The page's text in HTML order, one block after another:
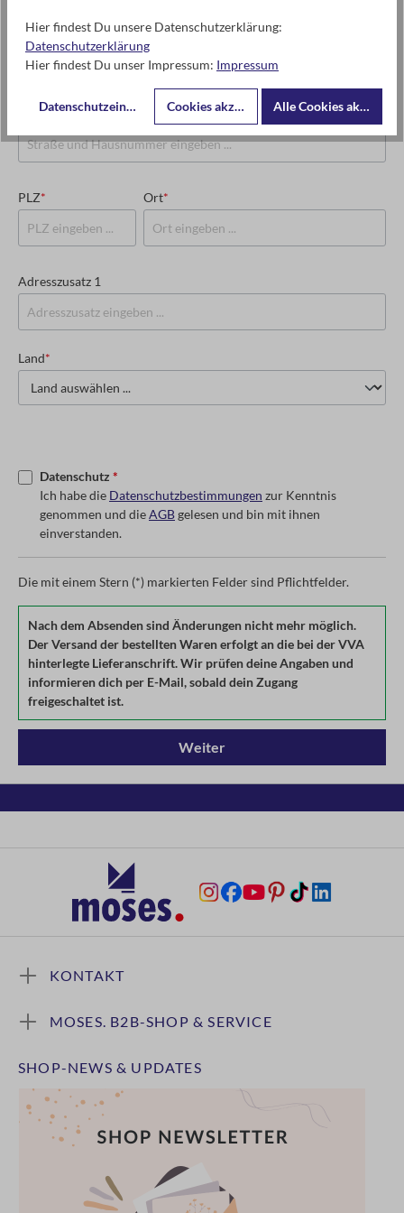
USt-IdNr. oder Steuernummer
Straße und Hausnummer
PLZ* Ort*
Adresszusatz 1
Land*
Datenschutz *
Ich habe die Datenschutzbestimmungen zur Kenntnis
genommen und dieAGBgelesen und bin mit ihnen
einverstanden.
Die mit einem Stern (*) markierten Felder sind Pflichtfelder.
Nach dem Absenden sind Änderungen nicht mehr möglich.
Der Versand der bestellten Waren erfolgt an die bei der VVA
hinterlegte Lieferanschrift. Wir prüfen deine Angaben und
informieren dich per E-Mail, sobald dein Zugang
freigeschaltet ist.
Weiter
MOSES. B2B-SHOP & SERVICE
SHOP-NEWS & UPDATES
KONTAKT
Hier findest Du unsere Datenschutzerklärung:
Datenschutzerklärung
Hier findest Du unser Impressum: Impressum
DatenschutzeinstellungenCookies akzeptierenAlle Cookies